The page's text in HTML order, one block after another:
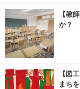
【教
か？
【図
まち